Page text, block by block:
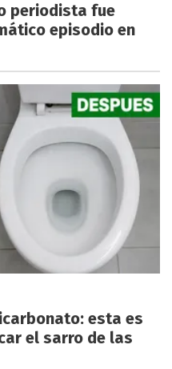
periodista fue
episodio en
esta es
el sarro de las